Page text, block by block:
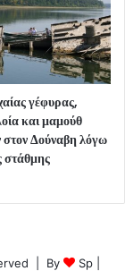
γέφυρας,
και μαμούθ
Δούναβη λόγω
στάθμης
| By Sp